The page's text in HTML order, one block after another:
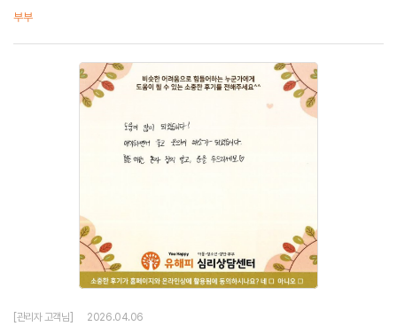
합니다 :D
부부
[관리자 고객님] 2026.04.06